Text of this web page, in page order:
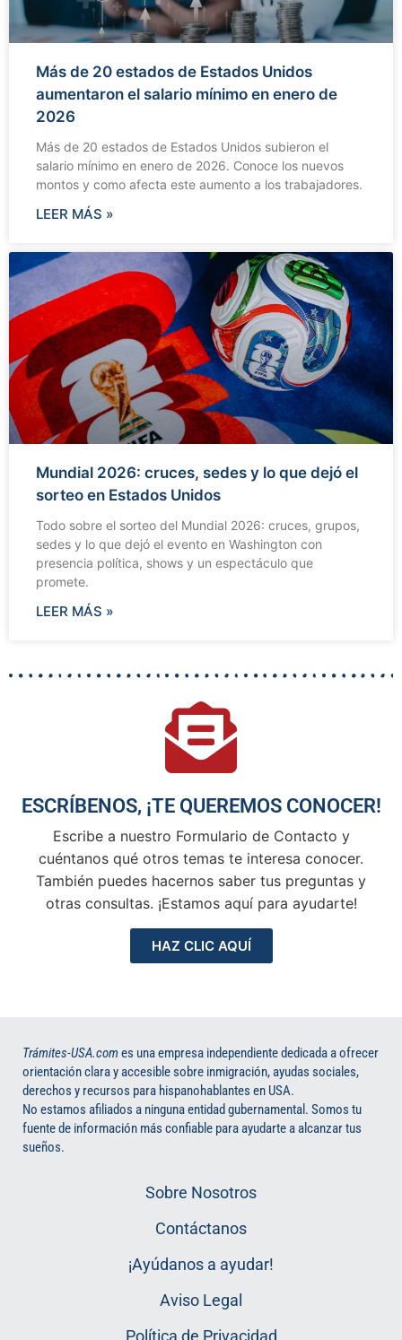
Más de 20 estados de Estados Unidos
aumentaron el salario mínimo en enero de
2026
Más de 20 estados de Estados Unidos subieron el
salario mínimo en enero de 2026. Conoce los nuevos
montos y como afecta este aumento a los trabajadores.
LEER MÁS »
Mundial 2026: cruces, sedes y lo que dejó el
sorteo en Estados Unidos
Todo sobre el sorteo del Mundial 2026: cruces, grupos,
sedes y lo que dejó el evento en Washington con
presencia política, shows y un espectáculo que
promete.
LEER MÁS »
ESCRÍBENOS, ¡TE QUEREMOS CONOCER!
Escribe a nuestro Formulario de Contacto y
cuéntanos qué otros temas te interesa conocer.
También puedes hacernos saber tus preguntas y
otras consultas. ¡Estamos aquí para ayudarte!
HAZ CLIC AQUÍ
Trámites-USA.comes una empresa independiente dedicada a ofrecer
orientación clara y accesible sobre inmigración, ayudas sociales,
derechos y recursos para hispanohablantes en USA.
No estamos afiliados a ninguna entidad gubernamental. Somos tu
fuente de información más confiable para ayudarte a alcanzar tus
sueños.
Sobre Nosotros
Contáctanos
¡Ayúdanos a ayudar!
Aviso Legal
Política de Privacidad